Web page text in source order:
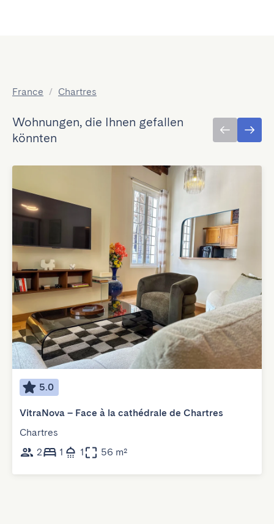
France / Chartres
Wohnungen, die Ihnen gefallen
könnten
5.0
VitraNova – Face à la cathédrale de Chartres
Chartres
2
1 1 56 m²